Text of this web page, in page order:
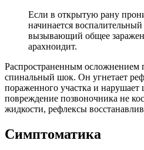
Если в открытую рану
начинается воспалительный
вызывающий общее
арахноидит.
Распространенным осложнением
спинальный шок. Он угнетает
пораженного участка и
повреждение позвоночника не
жидкости, рефлексы
Симптоматика